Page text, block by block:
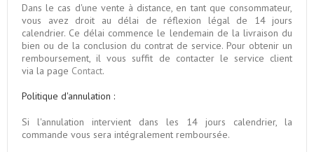
Dans le cas d'une vente à distance, en tant que consommateur,
vous avez droit au délai de réflexion légal de 14 jours
calendrier. Ce délai commence le lendemain de la livraison du
bien ou de la conclusion du contrat de service. Pour obtenir un
remboursement, il vous suffit de contacter le service client
via la page Contact.
Politique d'annulation :
Si l'annulation intervient dans les 14 jours calendrier, la
commande vous sera intégralement remboursée.